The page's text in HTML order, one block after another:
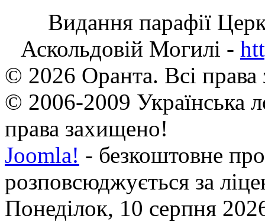
Видання парафії
Аскольдовій Могилі -
© 2026 Оранта. Всі
© 2006-2009 Українська
права захищено!
Joomla! - безкоштовне
розповсюджується за
Понеділок, 10 серпня